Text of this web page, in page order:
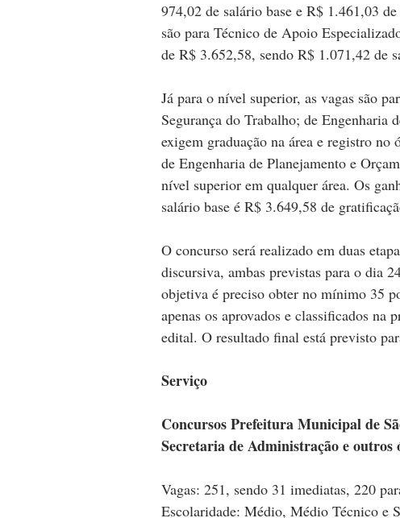
974,02 de salário base e R$ 1.461,03
são para Técnico de Apoio
de R$ 3.652,58, sendo R$ 1.071,42 de
Já para o nível superior, as vagas são
Segurança do Trabalho; de Engenharia
exigem graduação na área e registro no
de Engenharia de Planejamento e
nível superior em qualquer área. Os
salário base é R$ 3.649,58 de
O concurso será realizado em duas
discursiva, ambas previstas para o dia
objetiva é preciso obter no mínimo 35
apenas os aprovados e classificados
edital. O resultado final está previsto
Serviço
Concursos Prefeitura Municipal de
Secretaria de Administração e outros
Vagas: 251, sendo 31 imediatas, 220
Escolaridade: Médio, Médio Técnico e